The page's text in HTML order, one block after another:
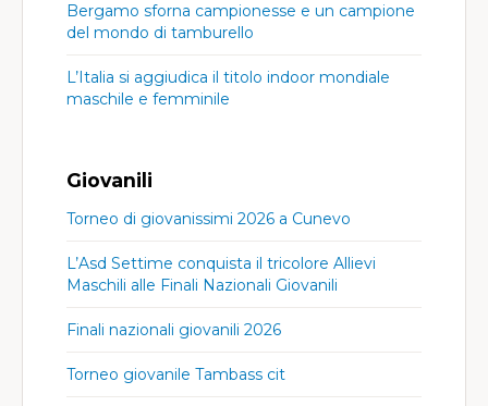
Bergamo sforna campionesse e un campione
del mondo di tamburello
L’Italia si aggiudica il titolo indoor mondiale
maschile e femminile
Giovanili
Torneo di giovanissimi 2026 a Cunevo
L’Asd Settime conquista il tricolore Allievi
Maschili alle Finali Nazionali Giovanili
Finali nazionali giovanili 2026
Torneo giovanile Tambass cit